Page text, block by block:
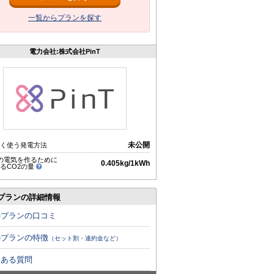
一覧からプランを探す
電力会社:株式会社PinT
使う発電方法 未公開
電気を作るために
CO2の量
0.405kg/1kWh
ランの詳細情報
ランの口コミ
ランの特徴 （セット割・違約金など）
る質問